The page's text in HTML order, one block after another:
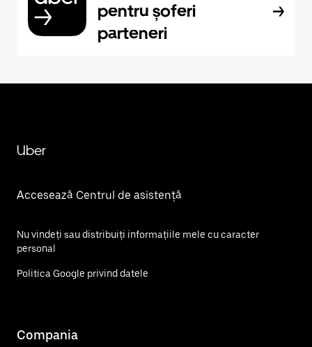
pentru șoferi
parteneri
Uber
Accesează Centrul de asistență
Nu vindeți sau distribuiți informațiile mele cu caracter
personal
Politica Google privind datele
Compania